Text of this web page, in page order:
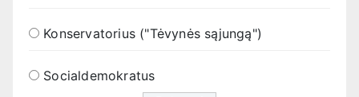
Konservatorius ("Tėvynės sąjungą")
Socialdemokratus